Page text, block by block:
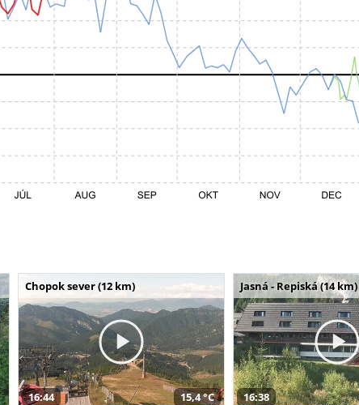
Chopok sever (12 km)
16:44 15,4 °C
Jasná - Repiská (14 km)
16:38